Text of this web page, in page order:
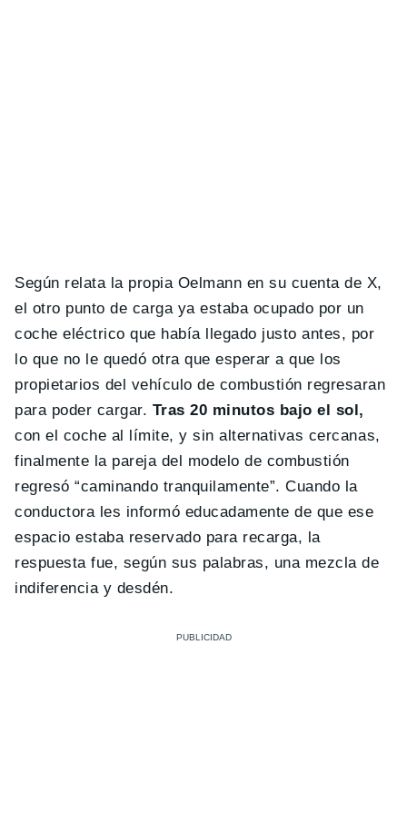
Según relata la propia Oelmann en su cuenta de X,
el otro punto de carga ya estaba ocupado por un
coche eléctrico que había llegado justo antes, por
lo que no le quedó otra que esperar a que los
propietarios del vehículo de combustión regresaran
para poder cargar. Tras 20 minutos bajo el sol,
con el coche al límite, y sin alternativas cercanas,
finalmente la pareja del modelo de combustión
regresó “caminando tranquilamente”. Cuando la
conductora les informó educadamente de que ese
espacio estaba reservado para recarga, la
respuesta fue, según sus palabras, una mezcla de
indiferencia y desdén.